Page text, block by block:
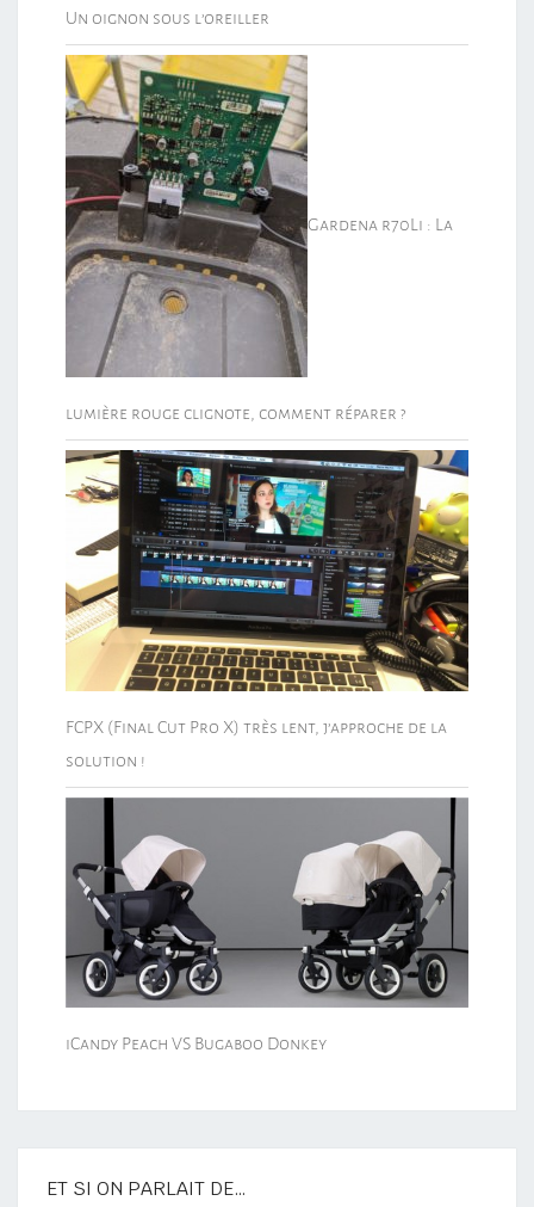
Un oignon sous l’oreiller
Gardena r70Li : La
lumière rouge clignote, comment réparer ?
FCPX (Final Cut Pro X) très lent, j’approche de la
solution !
iCandy Peach VS Bugaboo Donkey
ET SI ON PARLAIT DE…